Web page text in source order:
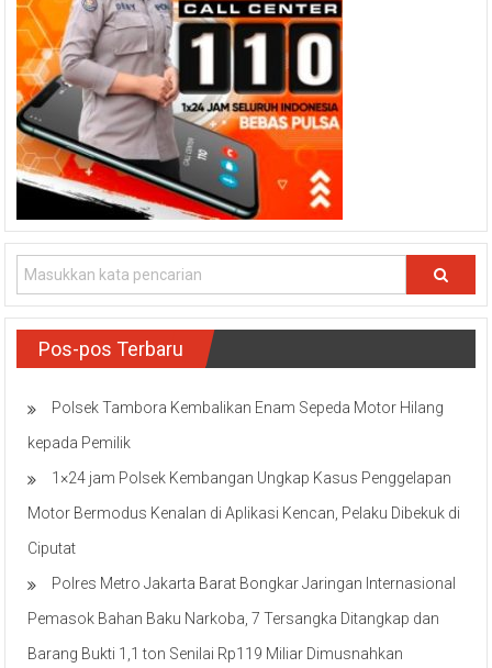
Pos-pos Terbaru
Polsek Tambora Kembalikan Enam Sepeda Motor Hilang
kepada Pemilik
1×24 jam Polsek Kembangan Ungkap Kasus Penggelapan
Motor Bermodus Kenalan di Aplikasi Kencan, Pelaku Dibekuk di
Ciputat
Polres Metro Jakarta Barat Bongkar Jaringan Internasional
Pemasok Bahan Baku Narkoba, 7 Tersangka Ditangkap dan
Barang Bukti 1,1 ton Senilai Rp119 Miliar Dimusnahkan